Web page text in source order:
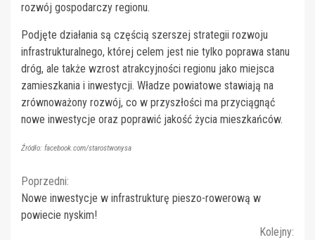
rozwój gospodarczy regionu.
Podjęte działania są częścią szerszej strategii rozwoju
infrastrukturalnego, której celem jest nie tylko poprawa stanu
dróg, ale także wzrost atrakcyjności regionu jako miejsca
zamieszkania i inwestycji. Władze powiatowe stawiają na
zrównoważony rozwój, co w przyszłości ma przyciągnąć
nowe inwestycje oraz poprawić jakość życia mieszkańców.
Źródło: facebook.com/starostwonysa
Continue
Reading
Poprzedni:
Nowe inwestycje w infrastrukturę pieszo-rowerową w
powiecie nyskim!
Kolejny: